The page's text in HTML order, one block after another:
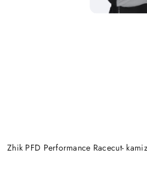
Zhik PFD Performance Racecut-